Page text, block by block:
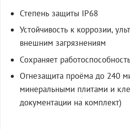
Степень защиты IP68
Устойчивость к коррозии,
внешним загрязнениям
Сохраняет
Огнезащита проёма до 240
минеральными плитами и
документации на комплект)